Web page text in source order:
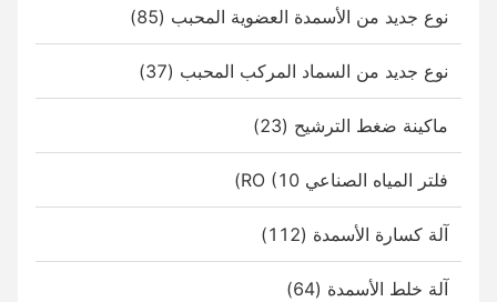
نوع جديد من الأسمدة العضوية المحبب (85)
نوع جديد من السماد المركب المحبب (37)
ماكينة ضغط الترشيح (23)
فلتر المياه الصناعي RO (10)
آلة كسارة الأسمدة (112)
آلة خلط الأسمدة (64)